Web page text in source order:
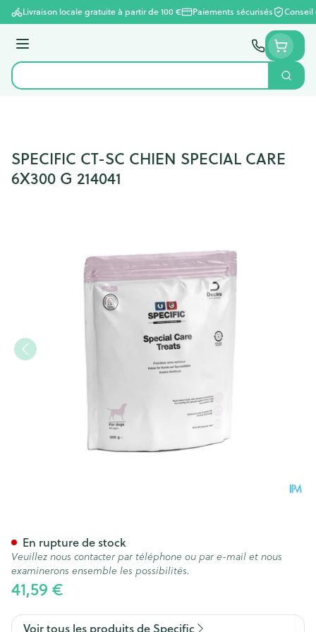
Aller au contenu
Livraison locale gratuite à partir de 100 € Paiements sécurisés
Menu
Rechercher
SPECIFIC CT-SC CHIEN SPECIAL CARE
6X300 G 214041
41,59 €
En rupture de stock
Veuillez nous contacter par téléphone ou par e-mail et nous
examinerons ensemble les possibilités.
Voir tous les produits de Specific